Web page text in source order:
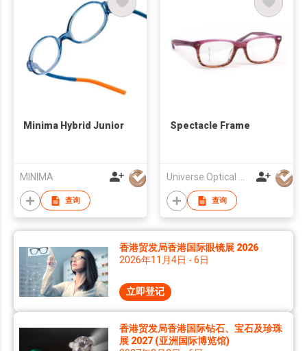
Minima Hybrid Junior
MINIMA
查询
Spectacle Frame
Universe Optical Mfg Co., Ltd.
查询
香港贸发局香港国际眼镜展 2026
2026年11月4日 - 6日
立即登记
香港贸发局香港国际钻石、宝石及珍珠
展 2027 (亚洲国际博览馆)